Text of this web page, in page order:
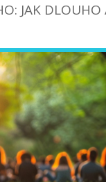
JAK DLOUHO